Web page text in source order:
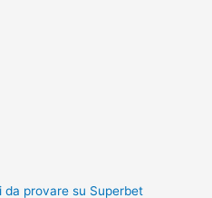
da provare su Superbet